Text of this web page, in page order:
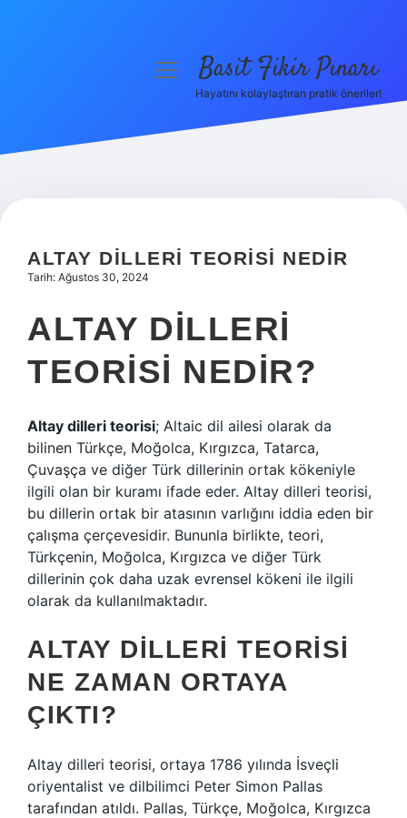
Hakkımızda
menüyüBasit Fikir Pınarı
Hayatını kolaylaştıran pratik öneriler!
ALTAY DILLERI TEORISI NEDIR
Tarih: Ağustos 30, 2024
ALTAY DILLERI
TEORISI NEDIR?
Altay dilleri teorisi; Altaic dil ailesi olarak da
bilinen Türkçe, Moğolca, Kırgızca, Tatarca,
Çuvaşça ve diğer Türk dillerinin ortak kökeniyle
ilgili olan bir kuramı ifade eder. Altay dilleri teorisi,
bu dillerin ortak bir atasının varlığını iddia eden bir
çalışma çerçevesidir. Bununla birlikte, teori,
Türkçenin, Moğolca, Kırgızca ve diğer Türk
dillerinin çok daha uzak evrensel kökeni ile ilgili
olarak da kullanılmaktadır.
ALTAY DILLERI TEORISI
NE ZAMAN ORTAYA
ÇIKTI?
Altay dilleri teorisi, ortaya 1786 yılında İsveçli
oriyentalist ve dilbilimci Peter Simon Pallas
tarafından atıldı. Pallas, Türkçe, Moğolca, Kırgızca